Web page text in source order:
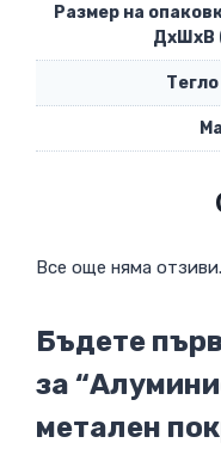
Размер на
ДxШxВ
Все още няма отзиви.
Бъдете
за
метален